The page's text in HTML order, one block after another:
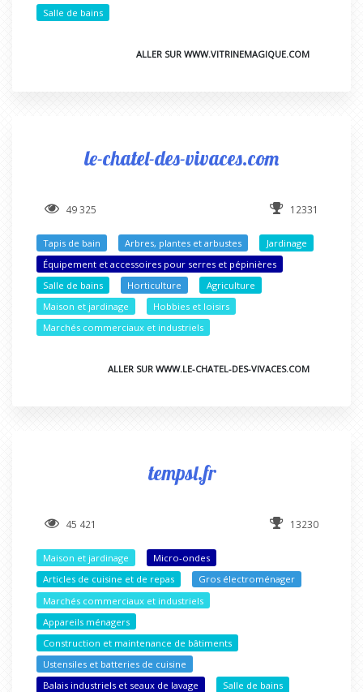
Salle de bains
ALLER SUR WWW.VITRINEMAGIQUE.COM
le-chatel-des-vivaces.com
49 325 12331
Tapis de bain Arbres, plantes et arbustes
Jardinage
Équipement et accessoires pour serres et pépinières
Salle de bains
Horticulture
Agriculture
Maison et jardinage
Hobbies et loisirs
Marchés commerciaux et industriels
ALLER SUR WWW.LE-CHATEL-DES-VIVACES.COM
tempsl.fr
45 421 13230
Maison et jardinage
Micro-ondes
Articles de cuisine et de repas
Gros électroménager
Marchés commerciaux et industriels
Appareils ménagers
Construction et maintenance de bâtiments
Ustensiles et batteries de cuisine
Balais industriels et seaux de lavage
Salle de bains